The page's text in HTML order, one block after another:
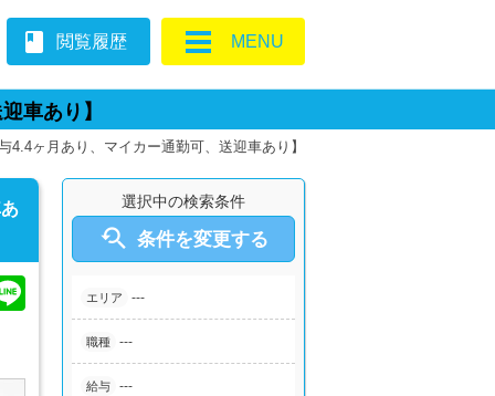
MENU
book 閲覧履歴
車あり】
ヶ月あり、マイカー通勤可、送迎車あり】
選択中の検索条件
 条件を変更する
エリア ---
職種 ---
給与 ---